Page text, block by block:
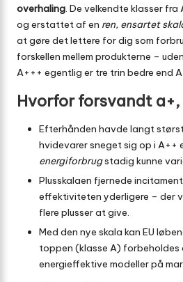
overhaling. De velkendte klasser
og erstattet af en ren, ensartet
at gøre det lettere for dig som
forskellen mellem produkterne –
A+++ egentlig er tre trin bedre end
Hvorfor forsvandt a+,
Efterhånden havde langt
hvidevarer sneget sig op i A++
energiforbrugstadig kunne
Plusskalaen fjernede
effektiviteten yderligere – der
flere plusser at give.
Med den nye skala kan EU
toppen (klasse A) forbeholdes
energieffektive modeller på